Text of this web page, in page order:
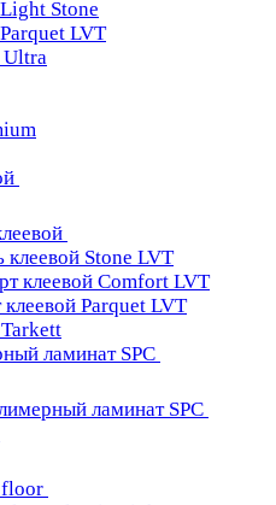
Stone
LVT
клеевой Stone LVT
клеевой Comfort LVT
клеевой Parquet LVT
ламинат SPC
ламинат SPC